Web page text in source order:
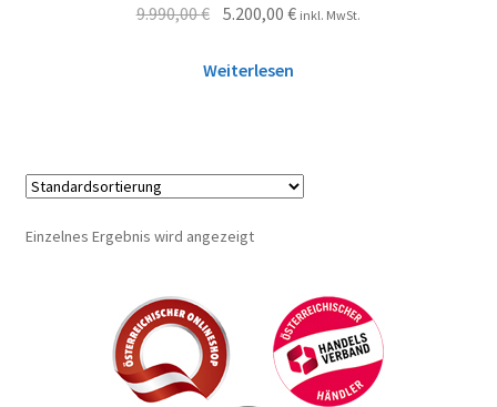
9.990,00€ 5.200,00€ inkl. MwSt.
Weiterlesen
Einzelnes Ergebnis wird angezeigt